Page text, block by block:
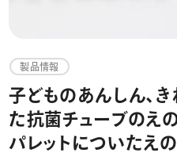
製品情報
子どものあんしん、き
た抗菌チューブのえ
パレットについたえ